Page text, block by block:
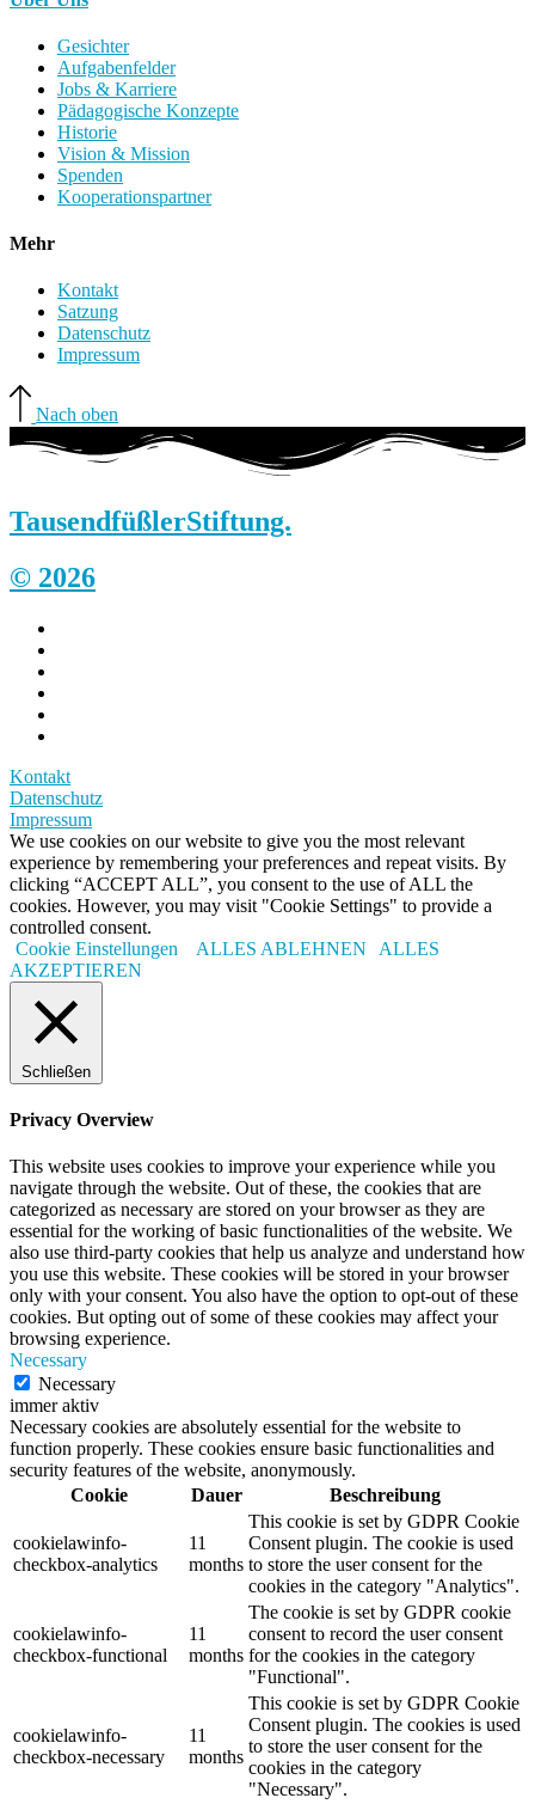
Gesichter
Aufgabenfelder
Jobs & Karriere
Pädagogische Konzepte
Historie
Vision & Mission
Spenden
Kooperationspartner
Mehr
Kontakt
Satzung
Datenschutz
Impressum
Nach oben
TausendfüßlerStiftung.
© 2026
Kontakt
Datenschutz
Impressum
We use cookies on our website to give you the most relevant
experience by remembering your preferences and repeat visits. By
clicking “ACCEPT ALL”, you consent to the use of ALL the
cookies. However, you may visit "Cookie Settings" to provide a
controlled consent.
Cookie Einstellungen
ALLES ABLEHNEN
ALLES
AKZEPTIEREN
Schließen
Privacy Overview
This website uses cookies to improve your experience while you
navigate through the website. Out of these, the cookies that are
categorized as necessary are stored on your browser as they are
essential for the working of basic functionalities of the website. We
also use third-party cookies that help us analyze and understand how
you use this website. These cookies will be stored in your browser
only with your consent. You also have the option to opt-out of these
cookies. But opting out of some of these cookies may affect your
browsing experience.
Necessary
Necessary
immer aktiv
Necessary cookies are absolutely essential for the website to
function properly. These cookies ensure basic functionalities and
security features of the website, anonymously.
Cookie
Dauer Beschreibung
cookielawinfo-
checkbox-analytics
11
months
This cookie is set by GDPR Cookie
Consent plugin. The cookie is used
to store the user consent for the
cookies in the category "Analytics".
cookielawinfo-
checkbox-functional
11
months
The cookie is set by GDPR cookie
consent to record the user consent
for the cookies in the category
"Functional".
cookielawinfo-
checkbox-necessary
11
months
This cookie is set by GDPR Cookie
Consent plugin. The cookies is used
to store the user consent for the
cookies in the category
"Necessary".